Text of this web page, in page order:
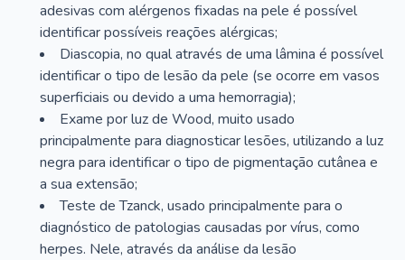
adesivas com alérgenos fixadas na pele é possível
identificar possíveis reações alérgicas;
Diascopia, no qual através de uma lâmina é possível
identificar o tipo de lesão da pele (se ocorre em vasos
superficiais ou devido a uma hemorragia);
Exame por luz de Wood, muito usado
principalmente para diagnosticar lesões, utilizando a luz
negra para identificar o tipo de pigmentação cutânea e
a sua extensão;
Teste de Tzanck, usado principalmente para o
diagnóstico de patologias causadas por vírus, como
herpes. Nele, através da análise da lesão